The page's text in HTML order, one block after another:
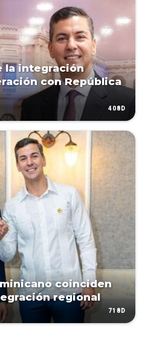
la integración
con República
408D
coinciden
regional
718D